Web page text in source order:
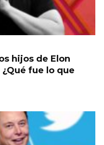
hijos de Elon
fue lo que